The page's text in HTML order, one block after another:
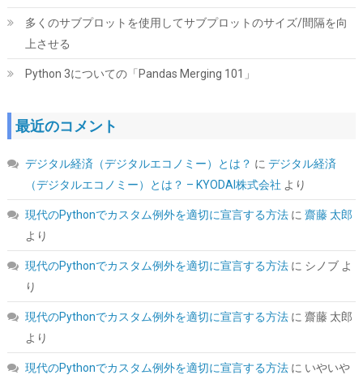
570MB/s 3D NAND メーカー保証3年
(5434010) GBP 91.53
こちら)
多くのサブプロットを使用してサブプロットのサイズ/間隔を向
上させる
Python 3についての「Pandas Merging 101」
最近のコメント
デジタル経済（デジタルエコノミー）とは？ に デジタル経済
（デジタルエコノミー）とは？ – KYODAI株式会社 より
現代のPythonでカスタム例外を適切に宣言する方法に 齋藤 太郎
より
現代のPythonでカスタム例外を適切に宣言する方法に シノブよ
り
現代のPythonでカスタム例外を適切に宣言する方法に 齋藤 太郎
より
現代のPythonでカスタム例外を適切に宣言する方法に いやいや